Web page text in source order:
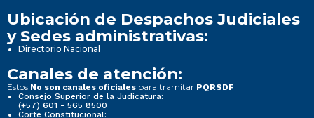
Ubicación de Despachos Judiciales
y Sedes administrativas:
Directorio Nacional
Canales de atención:
Estos No son canales oficiales para tramitar PQRSDF
Consejo Superior de la Judicatura:
(+57) 601 - 565 8500
Corte Constitucional: